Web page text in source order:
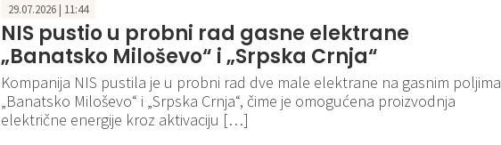
29.07.2026 | 11:44
NIS pustio u probni rad gasne elektrane
„Banatsko Miloševo“ i „Srpska Crnja“
Kompanija NIS pustila je u probni rad dve male elektrane na gasnim poljima
„Banatsko Miloševo“ i „Srpska Crnja“, čime je omogućena proizvodnja
električne energije kroz aktivaciju […]